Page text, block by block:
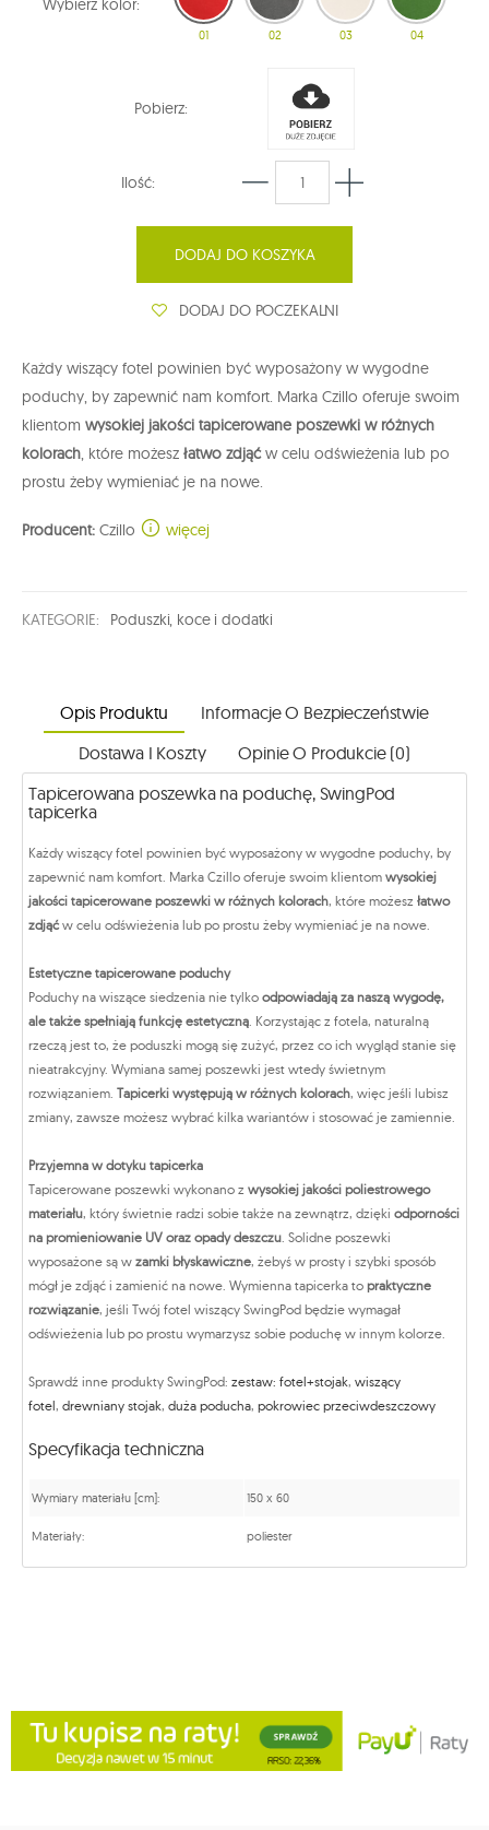
Wybierz kolor:
01 02 03 04
Pobierz:
Ilość:
DODAJ DO KOSZYKA
DODAJ DO POCZEKALNI
Każdy wiszący fotel powinien być wyposażony w wygodne
poduchy, by zapewnić nam komfort. Marka Czillo oferuje swoim
klientom wysokiej jakości tapicerowane poszewki w różnych
kolorach, które możesz łatwo zdjąćw celu odświeżenia lub po
prostu żeby wymieniać je na nowe.
Producent: Czillo więcej
KATEGORIE: Poduszki, koce i dodatki
Opis Produktu
Informacje O Bezpieczeństwie
Dostawa I Koszty
Opinie O Produkcie (0)
Tapicerowana poszewka na poduchę, SwingPod
tapicerka
Każdy wiszący fotel powinien być wyposażony w wygodne poduchy, by
zapewnić nam komfort. Marka Czillo oferuje swoim klientom wysokiej
jakości tapicerowane poszewki w różnych kolorach, które możesz łatwo
zdjąćw celu odświeżenia lub po prostu żeby wymieniać je na nowe.
Estetyczne tapicerowane poduchy
Poduchy na wiszące siedzenia nie tylko odpowiadają za naszą wygodę,
ale także spełniają funkcję estetyczną. Korzystając z fotela, naturalną
rzeczą jest to, że poduszki mogą się zużyć, przez co ich wygląd stanie się
nieatrakcyjny. Wymiana samej poszewki jest wtedy świetnym
rozwiązaniem. Tapicerki występują w różnych kolorach, więc jeśli lubisz
zmiany, zawsze możesz wybrać kilka wariantów i stosować je zamiennie.
Przyjemna w dotyku tapicerka
Tapicerowane poszewki wykonano z wysokiej jakości poliestrowego
materiału, który świetnie radzi sobie także na zewnątrz, dzięki odporności
na promieniowanie UV oraz opady deszczu. Solidne poszewki
wyposażone są w zamki błyskawiczne, żebyś w prosty i szybki sposób
mógł je zdjąć i zamienić na nowe. Wymienna tapicerka to praktyczne
rozwiązanie, jeśli Twój fotel wiszący SwingPod będzie wymagał
odświeżenia lub po prostu wymarzysz sobie poduchę w innym kolorze.
Sprawdź inne produkty SwingPod: zestaw: fotel+stojak, wiszący
fotel, drewniany stojak, duża poducha, pokrowiec przeciwdeszczowy
Specyfikacja techniczna
Wymiary materiału [cm]: 150 x 60
Materiały: poliester